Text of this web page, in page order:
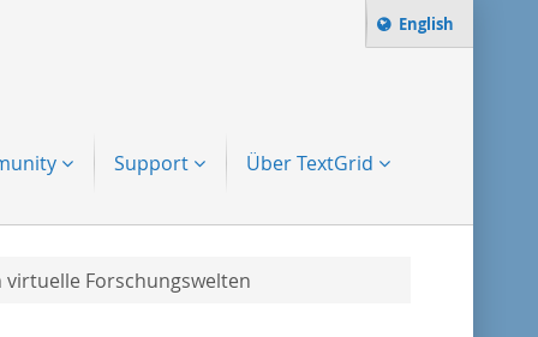
zur Suche
Sprache ändern
English
Support Über TextGrid
virtuelle Forschungswelten